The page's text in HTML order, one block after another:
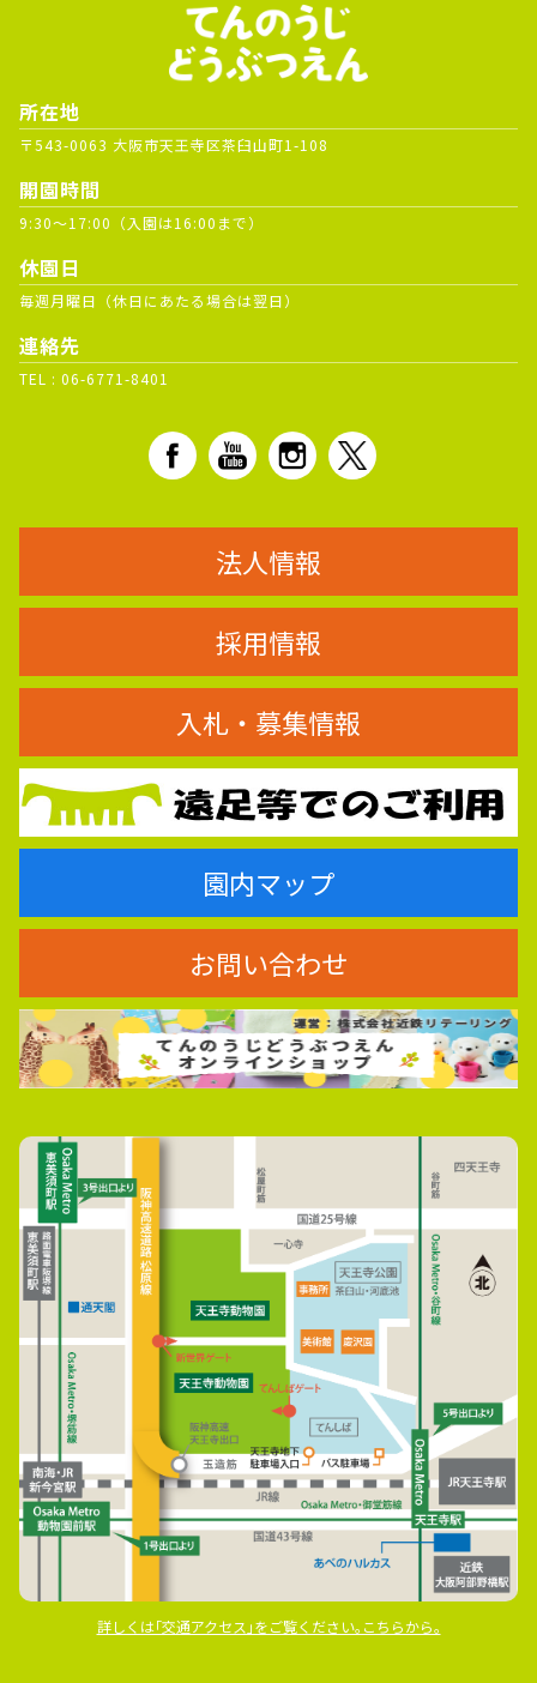
所在地
〒543-0063 大阪市天王寺区茶臼山町1-108
開園時間
9:30～17:00（入園は16:00まで）
休園日
毎週月曜日（休日にあたる場合は翌日）
連絡先
TEL : 06-6771-8401
法人情報
採用情報
入札・募集情報
園内マップ
お問い合わせ
詳しくは｢交通アクセス｣をご覧ください｡こちらから｡